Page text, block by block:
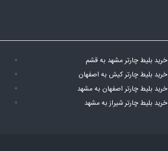
خرید بلیط چارتر مشهد به قشم
خرید بلیط چارتر کیش به اصفهان
خرید بلیط چارتر اصفهان به مشهد
خرید بلیط چارتر شیراز به مشهد